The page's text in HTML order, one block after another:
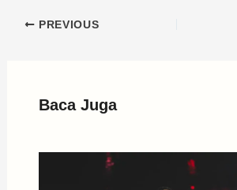
PREVIOUS
Baca Juga